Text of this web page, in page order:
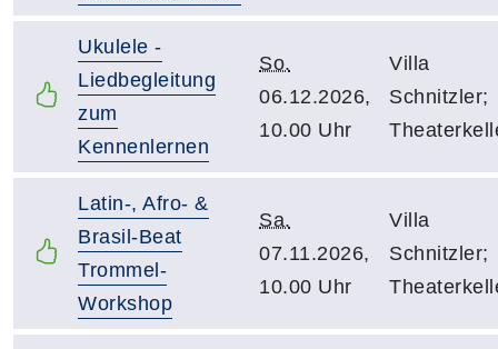
Ukulele -
Liedbegleitung
zum
Kennenlernen
So.
06.12.2026,
10.00 Uhr
Villa
Schnitzler;
Latin-, Afro- &
Brasil-Beat
Trommel-
Workshop
Sa.
07.11.2026,
10.00 Uhr
Villa
Schnitzler;